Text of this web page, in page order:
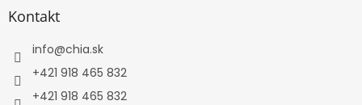
Kontakt
info@chia.sk
+421 918 465 832
+421 918 465 832